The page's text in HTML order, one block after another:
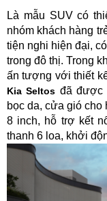
Là mẫu SUV có
nhóm khách hàng
tiện nghi hiện đại,
trong đô thị. Trong
ấn tượng với thiết
Kia Seltos đã được
bọc da, cửa gió cho
8 inch, hỗ trợ kết
thanh 6 loa, khởi